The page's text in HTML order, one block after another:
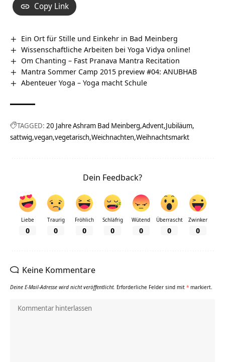
Copy Link
Ein Ort für Stille und Einkehr in Bad Meinberg
Wissenschaftliche Arbeiten bei Yoga Vidya online!
Om Chanting – Fast Pranava Mantra Recitation
Mantra Sommer Camp 2015 preview #04: ANUBHAB
Abenteuer Yoga – Yoga macht Schule
TAGGED: 20 Jahre Ashram Bad Meinberg Advent Jubiläum
sattwig vegan vegetarisch Weichnachten Weihnachtsmarkt
Dein Feedback?
Liebe
0
Traurig
0
Fröhlich
0
Schläfrig
0
Wütend
0
Überrascht
0
Zwinker
0
Keine Kommentare
Deine E-Mail-Adresse wird nicht veröffentlicht. Erforderliche Felder sind mit * markiert.